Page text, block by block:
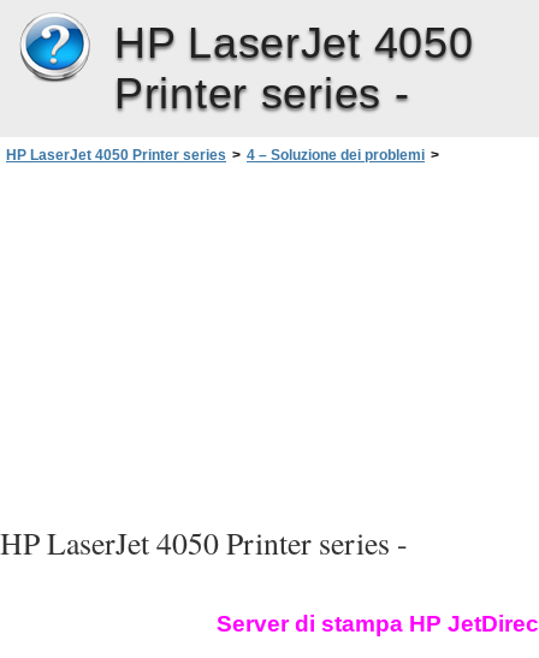
HP LaserJet 4050
Printer series -
HP LaserJet 4050 Printer series > 4 – Soluzione dei problemi >
HP LaserJet 4050 Printer series -
Server di stampa HP